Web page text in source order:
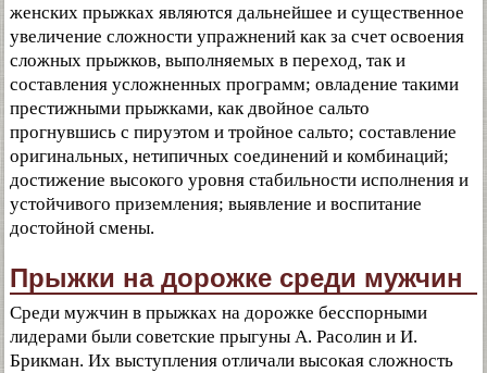
женских прыжках являются дальнейшее и существенное
увеличение сложности упражнений как за счет освоения
сложных прыжков, выполняемых в переход, так и
составления усложненных программ; овладение такими
престижными прыжками, как двойное сальто
прогнувшись с пируэтом и тройное сальто; составление
оригинальных, нетипичных соединений и комбинаций;
достижение высокого уровня стабильности исполнения и
устойчивого приземления; выявление и воспитание
достойной смены.
Прыжки на дорожке среди мужчин
Среди мужчин в прыжках на дорожке бесспорными
лидерами были советские прыгуны А. Расолин и И.
Брикман. Их выступления отличали высокая сложность